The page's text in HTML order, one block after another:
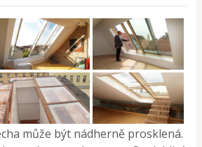
může být nádherně prosklená.